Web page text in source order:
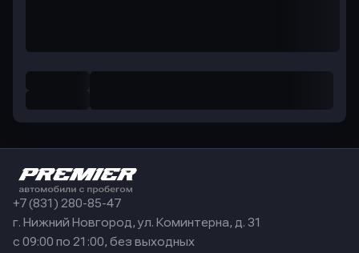
+7 (831) 280-85-47
г. Нижний Новгород, ул. Коминтерна, д. 31
с 09:00 по 21:00, без выходных